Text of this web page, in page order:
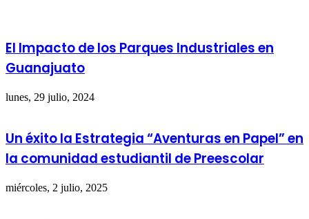
El Impacto de los Parques Industriales en
Guanajuato
lunes, 29 julio, 2024
Un éxito la Estrategia “Aventuras en Papel” en
la comunidad estudiantil de Preescolar
miércoles, 2 julio, 2025